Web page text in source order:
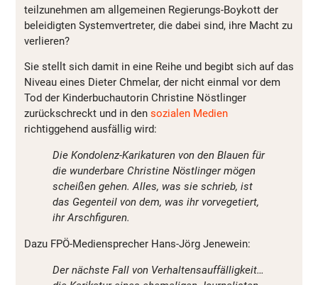
teilzunehmen am allgemeinen Regierungs-Boykott der
beleidigten Systemvertreter, die dabei sind, ihre Macht zu
verlieren?
Sie stellt sich damit in eine Reihe und begibt sich auf das
Niveau eines Dieter Chmelar, der nicht einmal vor dem
Tod der Kinderbuchautorin Christine Nöstlinger
zurückschreckt und in den sozialen Medien
richtiggehend ausfällig wird:
Die Kondolenz-Karikaturen von den Blauen für
die wunderbare Christine Nöstlinger mögen
scheißen gehen. Alles, was sie schrieb, ist
das Gegenteil von dem, was ihr vorvegetiert,
ihr Arschfiguren.
Dazu FPÖ-Mediensprecher Hans-Jörg Jenewein:
Der nächste Fall von Verhaltensauffälligkeit…